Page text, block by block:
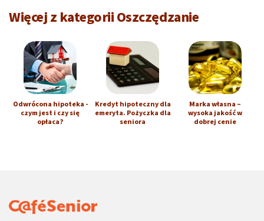
Więcej z kategorii Oszczędzanie
Odwrócona hipoteka -
czym jest i czy się
opłaca?
Kredyt hipoteczny dla
emeryta. Pożyczka dla
seniora
Marka własna –
wysoka jakość w
dobrej cenie